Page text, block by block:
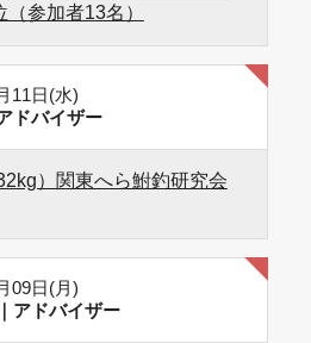
参加者13名）
11日(水)
ドバイザー
）関東へら鮒釣研究会
09日(月)
アドバイザー